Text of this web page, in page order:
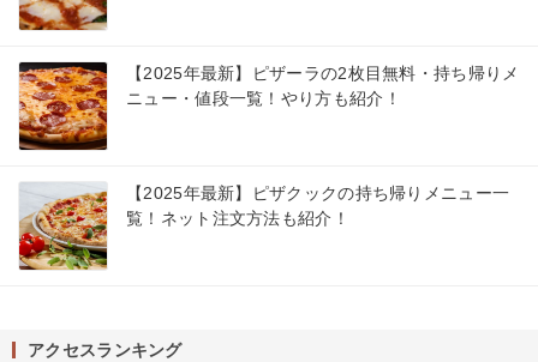
【2025年最新】ピザーラの2枚目無料・持ち帰りメ
ニュー・値段一覧！やり方も紹介！
【2025年最新】ピザクックの持ち帰りメニュー一
覧！ネット注文方法も紹介！
アクセスランキング